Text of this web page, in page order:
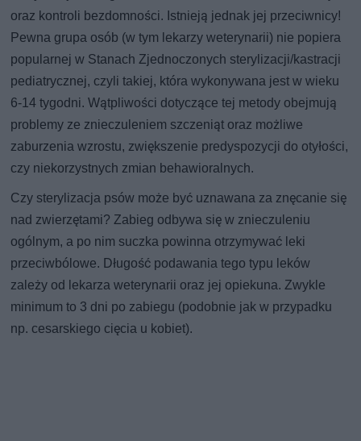
oraz kontroli bezdomności. Istnieją jednak jej przeciwnicy!
Pewna grupa osób (w tym lekarzy weterynarii) nie popiera
popularnej w Stanach Zjednoczonych sterylizacji/kastracji
pediatrycznej, czyli takiej, która wykonywana jest w wieku
6-14 tygodni. Wątpliwości dotyczące tej metody obejmują
problemy ze znieczuleniem szczeniąt oraz możliwe
zaburzenia wzrostu, zwiększenie predyspozycji do otyłości,
czy niekorzystnych zmian behawioralnych.
Czy sterylizacja psów może być uznawana za znęcanie się
nad zwierzętami? Zabieg odbywa się w znieczuleniu
ogólnym, a po nim suczka powinna otrzymywać leki
przeciwbólowe. Długość podawania tego typu leków
zależy od lekarza weterynarii oraz jej opiekuna. Zwykle
minimum to 3 dni po zabiegu (podobnie jak w przypadku
np. cesarskiego cięcia u kobiet).